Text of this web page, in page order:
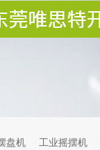
盘机 工业摇摆机